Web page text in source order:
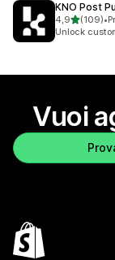
KNO Post
4,9stelle su 5
(109)
109 •
Unlock
Vuoi